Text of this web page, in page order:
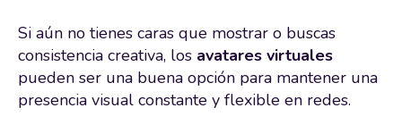
Si aún no tienes caras que mostrar o buscas
consistencia creativa, los avatares virtuales
pueden ser una buena opción para mantener una
presencia visual constante y flexible en redes.